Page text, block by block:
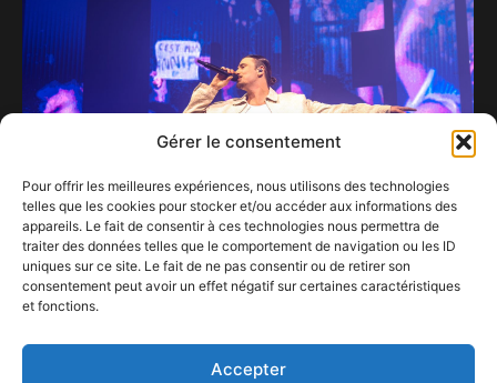
Gérer le consentement
Pour offrir les meilleures expériences, nous utilisons des technologies
telles que les cookies pour stocker et/ou accéder aux informations des
appareils. Le fait de consentir à ces technologies nous permettra de
traiter des données telles que le comportement de navigation ou les ID
uniques sur ce site. Le fait de ne pas consentir ou de retirer son
consentement peut avoir un effet négatif sur certaines caractéristiques
et fonctions.
Accepter
Pierre Garnier au Forest National : un show à
9 avril 2025